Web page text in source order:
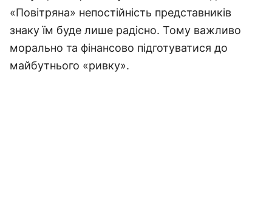
«Повітряна» непостійність представників
знаку їм буде лише радісно. Тому важливо
морально та фінансово підготуватися до
майбутнього «ривку».